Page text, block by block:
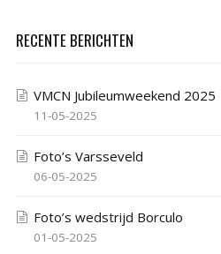
RECENTE BERICHTEN
VMCN Jubileumweekend 2025
11-05-2025
Foto’s Varsseveld
06-05-2025
Foto’s wedstrijd Borculo
01-05-2025